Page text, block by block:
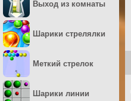
Выход из комнаты
Шарики стрелялки
Меткий стрелок
Шарики линии